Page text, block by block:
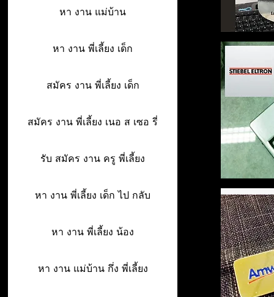
หา งาน แม่บ้าน
หา งาน พี่เลี้ยง เด็ก
สมัคร งาน พี่เลี้ยง เด็ก
สมัคร งาน พี่เลี้ยง เนอ ส เซอ รี่
รับ สมัคร งาน ครู พี่เลี้ยง
หา งาน พี่เลี้ยง เด็ก ไป กลับ
หา งาน พี่เลี้ยง น้อง
หา งาน แม่บ้าน กึ่ง พี่เลี้ยง